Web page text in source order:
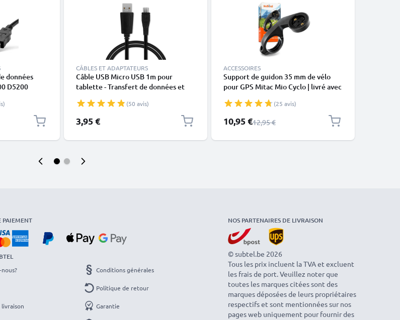
données
D5200
CÂBLES ET ADAPTATEURS
Câble USB Micro USB 1m pour
tablette - Transfert de données et
(50 avis)
3,95 €
ACCESSOIRES
Support de guidon 35 mm de vélo
pour GPS Mitac Mio Cyclo | livré avec
(25 avis)
Prix spécial
10,95 €Prix normal
12,95 €
PAIEMENT
Conditions générales
Politique de retour
Garantie
NOS PARTENAIRES DE LIVRAISON
© subtel.be 2026
Tous les prix incluent la TVA et excluent
les frais de port. Veuillez noter que
toutes les marques citées sont des
marques déposées de leurs propriétaires
respectifs et sont mentionnées sur nos
pages web uniquement pour fournir des